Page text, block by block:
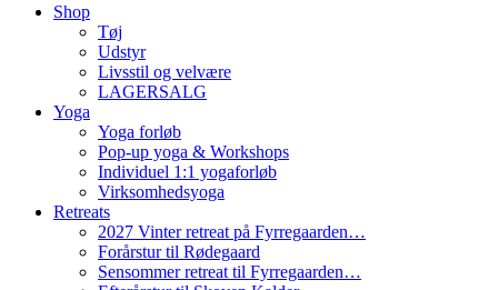
Shop
Tøj
Udstyr
Livsstil og velvære
LAGERSALG
Yoga
Yoga forløb
Pop-up yoga & Workshops
Individuel 1:1 yogaforløb
Virksomhedsyoga
Retreats
2027 Vinter retreat på Fyrregaarden…
Forårstur til Rødegaard
Sensommer retreat til Fyrregaarden…